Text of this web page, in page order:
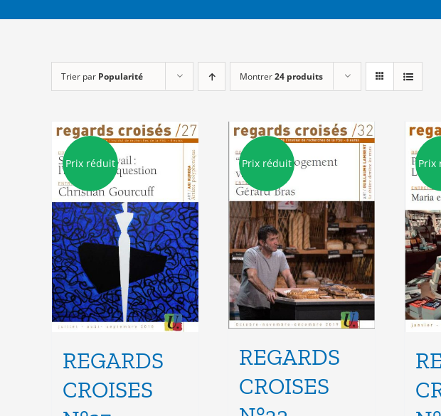
Trier par Popularité Montrer24 produits
Prix réduit
REGARDS
CROISES
Prix réduit
REGARDS
CROISES
Prix